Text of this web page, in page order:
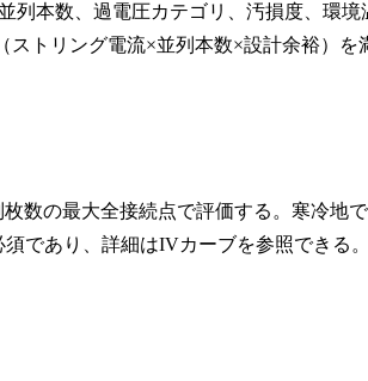
列本数、過電圧カテゴリ、汚損度、環境
ストリング電流×並列本数×設計余裕）を
数の最大全接続点で評価する。寒冷地で
であり、詳細はIVカーブを参照できる